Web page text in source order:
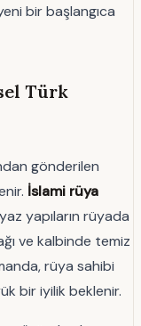
bir başlangıca
Türk
gönderilen
İslami rüya
yapıların rüyada
ve kalbinde temiz
rüya sahibi
bir iyilik beklenir.